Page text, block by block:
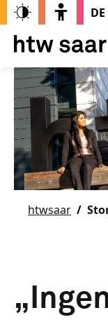
DE
htwsaar